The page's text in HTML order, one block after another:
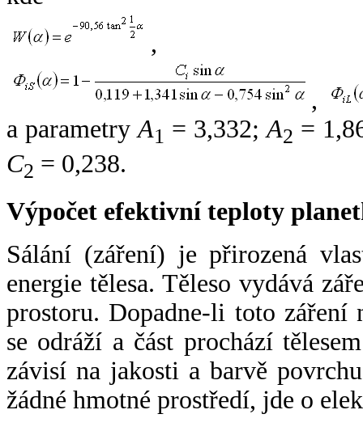
,
,
a parametryA1 = 3,332;A2 =
C2 = 0,238.
Výpočet efektivní teploty
Sálání (záření) je přirozená
energie tělesa. Těleso vydává
prostoru. Dopadne-li toto záření
se odráží a část prochází
závisí na jakosti a barvě
žádné hmotné prostředí, jde o